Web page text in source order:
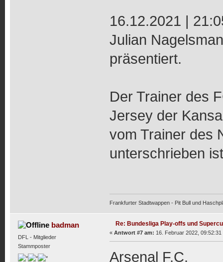
16.12.2021 |
Julian
präsentiert.
Der Trainer des
Jersey der
vom Trainer des
unterschrieben
Frankfurter Stadtwappen - Pit Bull und
badman
DFL - Mitglieder
Stammposter
Re: Bundesliga Play-offs und
« Antwort #7 am: 16. Februar 2022, 09:52:31
Arsenal F.C.